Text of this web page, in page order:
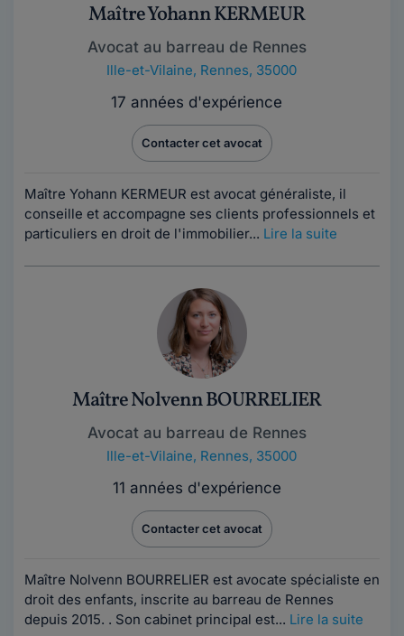
Maître Yohann KERMEUR
Avocat au barreau de Rennes
Ille-et-Vilaine, Rennes, 35000
17 années d'expérience
Contacter cet avocat
Maître Yohann KERMEUR est avocat généraliste, il
conseille et accompagne ses clients professionnels et
particuliers en droit de l'immobilier... Lire la suite
Maître Nolvenn BOURRELIER
Avocat au barreau de Rennes
Ille-et-Vilaine, Rennes, 35000
11 années d'expérience
Contacter cet avocat
Maître Nolvenn BOURRELIER est avocate spécialiste en
droit des enfants, inscrite au barreau de Rennes
depuis 2015. . Son cabinet principal est... Lire la suite